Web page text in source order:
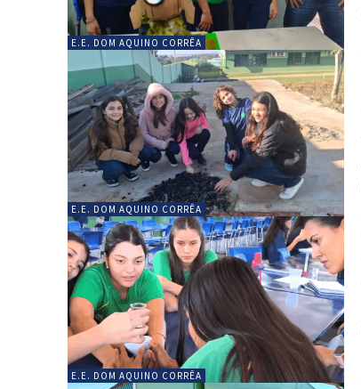
E.E. DOM AQUINO CORRÊA
E.E. DOM AQUINO CORRÊA
E.E. DOM AQUINO CORRÊA